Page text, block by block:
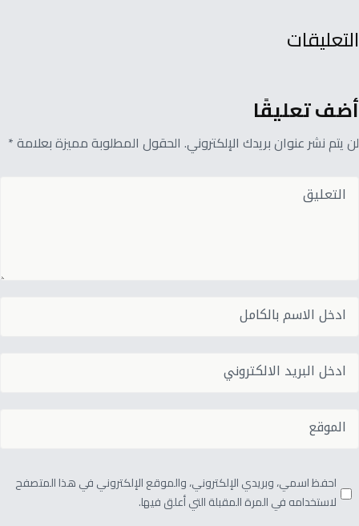
التعليقات
أضف تعليقًا
لن يتم نشر عنوان بريدك الإلكتروني. الحقول المطلوبة مميزة بعلامة *
احفظ اسمي، وبريدي الإلكتروني، والموقع الإلكتروني في هذا المتصفح
لاستخدامه في المرة المقبلة التي أعلق فيها.